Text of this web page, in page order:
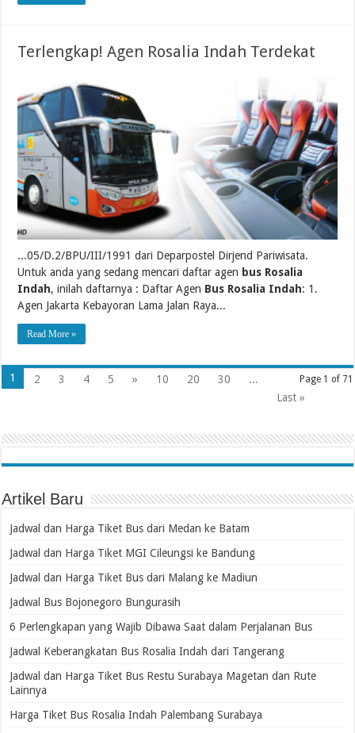
Terlengkap! Agen Rosalia Indah Terdekat
...05/D.2/BPU/III/1991 dari Deparpostel Dirjend Pariwisata.
Untuk anda yang sedang mencari daftar agen bus Rosalia
Indah, inilah daftarnya : Daftar Agen Bus Rosalia Indah: 1.
Agen Jakarta Kebayoran Lama Jalan Raya...
Read More »
Page 1 of 71
1 2 3 4 5 » 10 20 30
...
Last »
Artikel Baru
Jadwal dan Harga Tiket Bus dari Medan ke Batam
Jadwal dan Harga Tiket MGI Cileungsi ke Bandung
Jadwal dan Harga Tiket Bus dari Malang ke Madiun
Jadwal Bus Bojonegoro Bungurasih
6 Perlengkapan yang Wajib Dibawa Saat dalam Perjalanan Bus
Jadwal Keberangkatan Bus Rosalia Indah dari Tangerang
Jadwal dan Harga Tiket Bus Restu Surabaya Magetan dan Rute
Lainnya
Harga Tiket Bus Rosalia Indah Palembang Surabaya